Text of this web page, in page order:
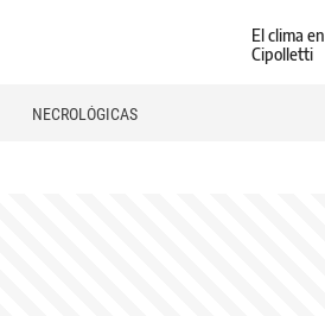
El clima en
Cipolletti
NECROLÓGICAS